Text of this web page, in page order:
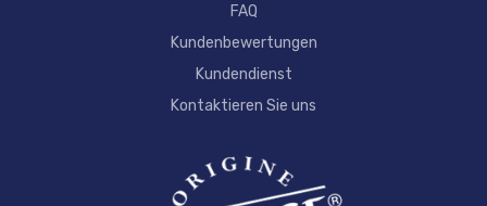
FAQ
Kundenbewertungen
Kundendienst
Kontaktieren Sie uns